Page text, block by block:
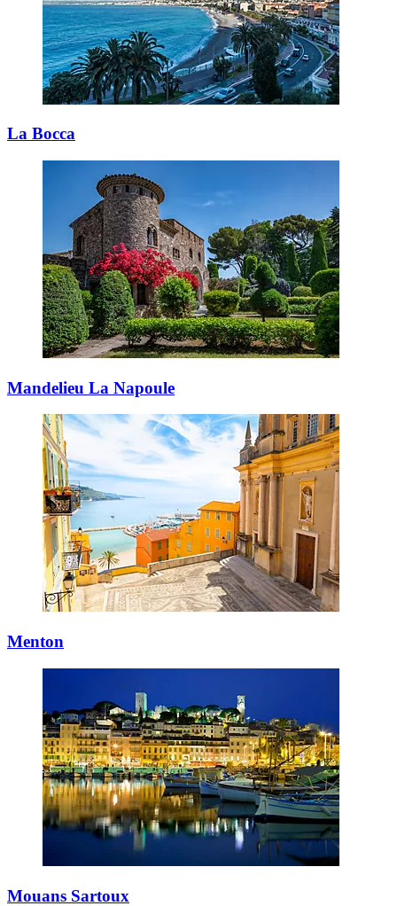
La Bocca
Mandelieu La Napoule
Menton
Mouans Sartoux